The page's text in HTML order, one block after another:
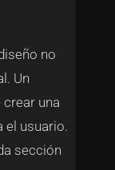
no
Un
una
el usuario.
sección